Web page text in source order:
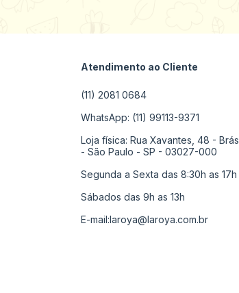
Atendimento ao Cliente
(11) 2081 0684
WhatsApp: (11) 99113-9371
Loja física: Rua Xavantes, 48 - Brás
- São Paulo - SP - 03027-000
Segunda a Sexta das 8:30h as 17h
Sábados das 9h as 13h
E-mail:laroya@laroya.com.br